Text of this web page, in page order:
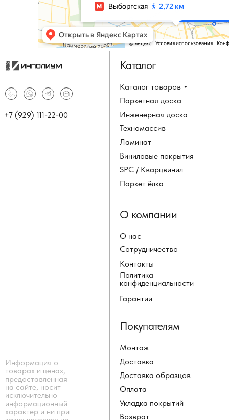
Каталог товаров
Паркетная доска
Инженерная доска
Техномассив
+7 (929) 111-22-00
Информация о
товарах и ценах,
предоставленная
на сайте, носит
исключительно
информационный
характер и ни при
Каталог
Ламинат
Виниловые покрытия
SPC / Кварцвинил
Паркет ёлка
О нас
Сотрудничество
Контакты
Политика
конфиденциальности
О компании
Монтаж
Доставка
Доставка образцов
Оплата
Покупателям
Укладка покрытий
Возврат
Гарантии